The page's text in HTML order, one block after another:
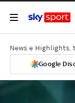
News e
Google